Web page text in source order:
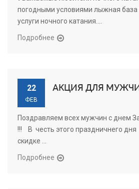
погодными условиями лыжная
услуги ночного катания....
Подробнее
22
ФЕВ
АКЦИЯ ДЛЯ
Поздравляем всех мужчин с днем
!!! В честь этого праздничнего
скидке ...
Подробнее